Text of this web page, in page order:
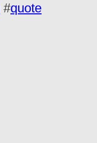
#quote